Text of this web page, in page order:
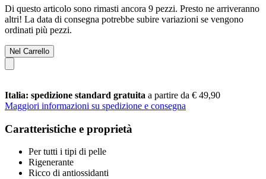
Di questo articolo sono rimasti ancora 9 pezzi. Presto ne arriveranno
altri! La data di consegna potrebbe subire variazioni se vengono
ordinati più pezzi.
Nel Carrello
Italia: spedizione standard gratuita a partire da € 49,90
Maggiori informazioni su spedizione e consegna
Caratteristiche e proprietà
Per tutti i tipi di pelle
Rigenerante
Ricco di antiossidanti